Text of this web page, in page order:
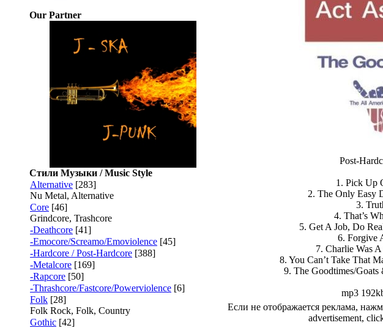
Our Partner
Стили Музыки / Music Style
Alternative [283]
Nu Metal, Alternative
Core [46]
Grindcore, Trashcore
-Deathcore [41]
-Emocore/Screamo/Emoviolence [45]
-Hardcore / Post-Hardcore [388]
-Metalcore [169]
-Rapcore [50]
-Thrashcore/Fastcore/Powerviolence [6]
Folk [28]
Folk Rock, Folk, Country
Gothic [42]
Post-
1. Pick Up
2. The Only Easy
3.
4. That’s
5. Get A Job, Do
6. Forgive
7. Charlie Was
8. You Can’t Take That
9. The Goodtimes/
mp3
Если не отображается реклама,
advertisement,